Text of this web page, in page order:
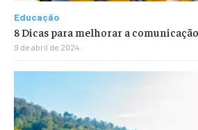
Educação
8 Dicas para melhorar a
9 de abril de 2024